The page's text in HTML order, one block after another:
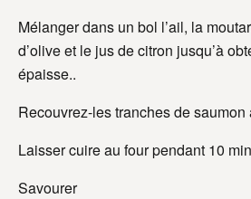
Mélanger dans un bol l’ail, la
d’olive et le jus de citron jusqu’à
épaisse..
Recouvrez-les tranches de saumon
Laisser cuire au four pendant 10
Savourer